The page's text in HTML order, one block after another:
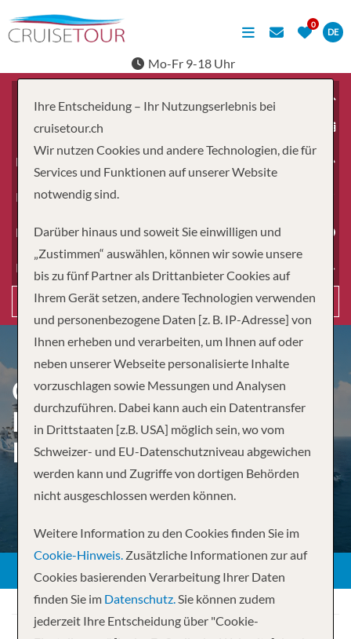
DE
Mo-Fr 9-18 Uhr
Erwachsene
Kinder
Dauer
Reiseart
Suchen
GREAT STIRRUP CAY &
DOMINIKANISCHE
REPUBLIK AB ORLANDO
Ihre Entscheidung – Ihr Nutzungserlebnis bei
cruisetour.ch
Wir nutzen Cookies und andere Technologien, die für
Services und Funktionen auf unserer Website
notwendig sind.
Darüber hinaus und soweit Sie einwilligen und
„Zustimmen“ auswählen, können wir sowie unsere
bis zu fünf Partner als Drittanbieter Cookies auf
Ihrem Gerät setzen, andere Technologien verwenden
und personenbezogene Daten [z. B. IP-Adresse] von
Ihnen erheben und verarbeiten, um Ihnen auf oder
neben unserer Webseite personalisierte Inhalte
vorzuschlagen sowie Messungen und Analysen
durchzuführen. Dabei kann auch ein Datentransfer
in Drittstaaten [z.B. USA] möglich sein, wo vom
Schweizer- und EU-Datenschutzniveau abgewichen
werden kann und Zugriffe von dortigen Behörden
nicht ausgeschlossen werden können.
Weitere Information zu den Cookies finden Sie im
Cookie-Hinweis. Zusätzliche Informationen zur auf
Cookies basierenden Verarbeitung Ihrer Daten
finden Sie im Datenschutz.Sie können zudem
jederzeit Ihre Entscheidung über "Cookie-